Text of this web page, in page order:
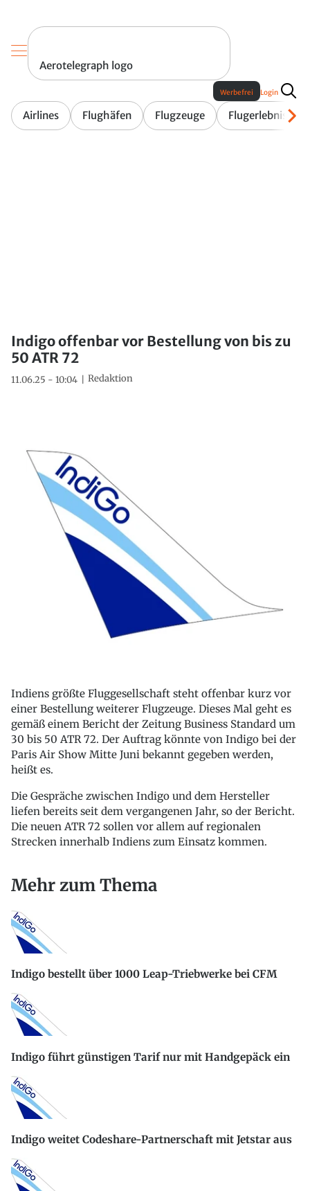
Aerotelegraph logo
Airlines Flughäfen Flugzeuge Flugerlebnis
Werbefrei Login
Indigo offenbar vor Bestellung von bis zu
50 ATR 72
11.06.25 - 10:04 Redaktion
Indiens größte Fluggesellschaft steht offenbar kurz vor
einer Bestellung weiterer Flugzeuge. Dieses Mal geht es
gemäß einem Bericht der Zeitung Business Standard um
30 bis 50 ATR 72. Der Auftrag könnte von Indigo bei der
Paris Air Show Mitte Juni bekannt gegeben werden,
heißt es.
Die Gespräche zwischen Indigo und dem Hersteller
liefen bereits seit dem vergangenen Jahr, so der Bericht.
Die neuen ATR 72 sollen vor allem auf regionalen
Strecken innerhalb Indiens zum Einsatz kommen.
Mehr zum Thema
Indigo bestellt über 1000 Leap-Triebwerke bei CFM
Indigo führt günstigen Tarif nur mit Handgepäck ein
Indigo weitet Codeshare-Partnerschaft mit Jetstar aus